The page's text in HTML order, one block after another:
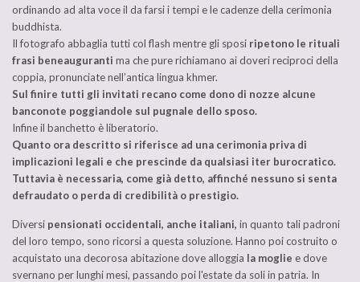
ordinando ad alta voce il da farsi i tempi e le cadenze della cerimonia
buddhista.
Il fotografo abbaglia tutti col flash mentre gli sposi ripetono le rituali
frasi beneauguranti ma che pure richiamano ai doveri reciproci della
coppia, pronunciate nell’antica lingua khmer.
Sul finire tutti gli invitati recano come dono di nozze alcune
banconote poggiandole sul pugnale dello sposo.
Infine il banchetto è liberatorio.
Quanto ora descritto si riferisce ad una cerimonia priva di
implicazioni legali e che prescinde da qualsiasi iter burocratico.
Tuttavia è necessaria, come già detto, affinché nessuno si senta
defraudato o perda di credibilità o prestigio.
Diversi pensionati occidentali, anche italiani, in quanto tali padroni
del loro tempo, sono ricorsi a questa soluzione. Hanno poi costruito o
acquistato una decorosa abitazione dove alloggia la moglie e dove
svernano per lunghi mesi, passando poi l'estate da soli in patria. In